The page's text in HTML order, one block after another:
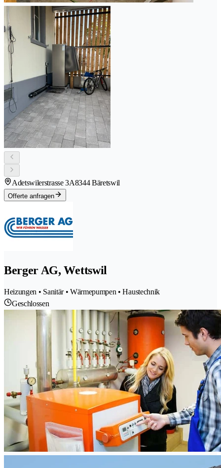
Adetswilerstrasse 3A8344 Bäretswil
Offerte anfragen
Berger AG, Wettswil
Heizungen • Sanitär • Wärmepumpen • Haustechnik
Geschlossen